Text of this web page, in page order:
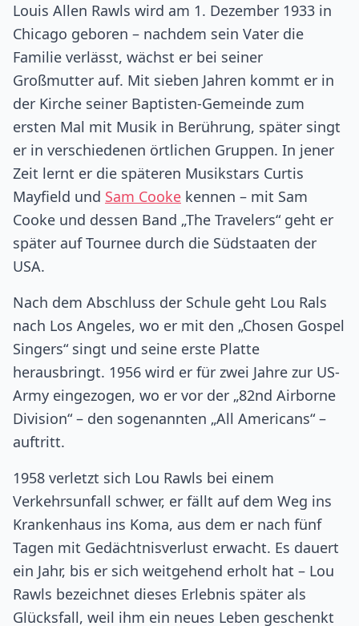
Louis Allen Rawls wird am 1. Dezember 1933 in
Chicago geboren – nachdem sein Vater die
Familie verlässt, wächst er bei seiner
Großmutter auf. Mit sieben Jahren kommt er in
der Kirche seiner Baptisten-Gemeinde zum
ersten Mal mit Musik in Berührung, später singt
er in verschiedenen örtlichen Gruppen. In jener
Zeit lernt er die späteren Musikstars Curtis
Mayfield und Sam Cooke kennen – mit Sam
Cooke und dessen Band „The Travelers“ geht er
später auf Tournee durch die Südstaaten der
USA.
Nach dem Abschluss der Schule geht Lou Rals
nach Los Angeles, wo er mit den „Chosen Gospel
Singers“ singt und seine erste Platte
herausbringt. 1956 wird er für zwei Jahre zur US-
Army eingezogen, wo er vor der „82nd Airborne
Division“ – den sogenannten „All Americans“ –
auftritt.
1958 verletzt sich Lou Rawls bei einem
Verkehrsunfall schwer, er fällt auf dem Weg ins
Krankenhaus ins Koma, aus dem er nach fünf
Tagen mit Gedächtnisverlust erwacht. Es dauert
ein Jahr, bis er sich weitgehend erholt hat – Lou
Rawls bezeichnet dieses Erlebnis später als
Glücksfall, weil ihm ein neues Leben geschenkt